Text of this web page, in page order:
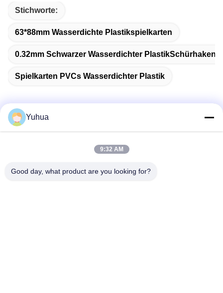
Stichworte:
63*88mm Wasserdichte Plastikspielkarten
0.32mm Schwarzer Wasserdichter PlastikSchürhaken-
Spielkarten PVCs Wasserdichter Plastik
Guangdong Yuhua Spielkarten Co., Ltd. Hinzufügen: Nr. 26
Yuhua
9:32 AM
Good day, what product are you looking for?